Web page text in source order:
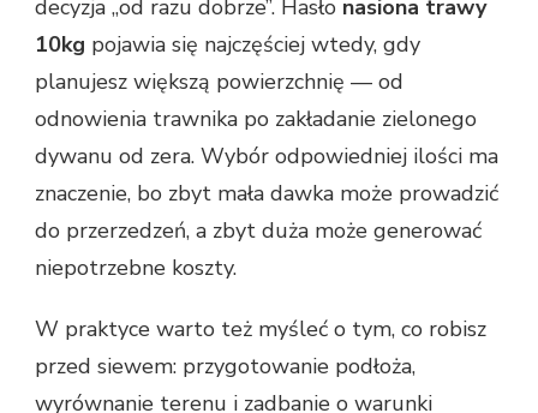
decyzja „od razu dobrze”. Hasło nasiona trawy
10kg pojawia się najczęściej wtedy, gdy
planujesz większą powierzchnię — od
odnowienia trawnika po zakładanie zielonego
dywanu od zera. Wybór odpowiedniej ilości ma
znaczenie, bo zbyt mała dawka może prowadzić
do przerzedzeń, a zbyt duża może generować
niepotrzebne koszty.
W praktyce warto też myśleć o tym, co robisz
przed siewem: przygotowanie podłoża,
wyrównanie terenu i zadbanie o warunki